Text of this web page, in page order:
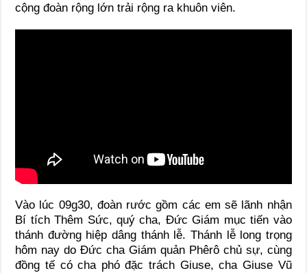
cộng đoàn rộng lớn trải rộng ra khuôn viên.
Vào lúc 09g30, đoàn rước gồm các em sẽ lãnh nhận
Bí tích Thêm Sức, quý cha, Đức Giám mục tiến vào
thánh đường hiệp dâng thánh lễ. Thánh lễ long trọng
hôm nay do Đức cha Giám quản Phêrô chủ sự, cùng
đồng tế có cha phó đặc trách Giuse, cha Giuse Vũ